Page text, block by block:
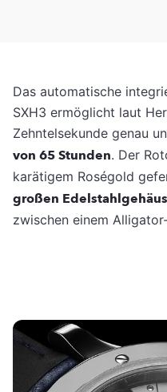
Das automatische
SXH3 ermöglicht laut
Zehntelsekunde genau
von 65 Stunden. Der
karätigem Roségold
großen
zwischen einem